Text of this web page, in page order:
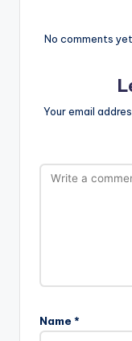
No comments
Your email
Name *